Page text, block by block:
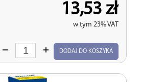
13,53 zł
w tym 23% VAT
Wprowadź
DODAJ DO KOSZYKA